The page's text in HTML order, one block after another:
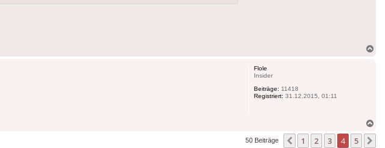
Flole
Insider
Beiträge: 11418
Registriert: 31.12.2015, 01:11
50 Beiträge Vorherige
1 2 3 4 5